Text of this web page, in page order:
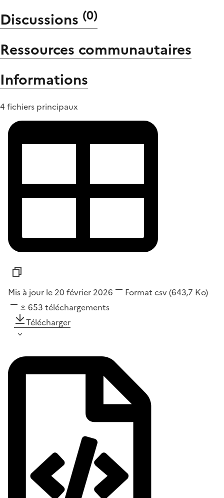
Discussions (0)
Ressources communautaires
Informations
4 fichiers principaux
Mis à jour le 20 février 2026 Format csv(643,7 Ko)
653 téléchargements
Télécharger